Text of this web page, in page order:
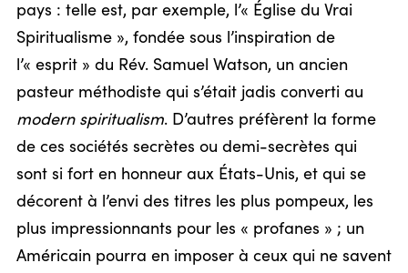
pays : telle est, par exemple, l’« Église du Vrai
Spiritualisme », fondée sous l’inspiration de
l’« esprit » du Rév. Samuel Watson, un ancien
pasteur méthodiste qui s’était jadis converti au
modern spiritualism. D’autres préfèrent la forme
de ces sociétés secrètes ou demi-secrètes qui
sont si fort en honneur aux États-Unis, et qui se
décorent à l’envi des titres les plus pompeux, les
plus impressionnants pour les « profanes » ; un
Américain pourra en imposer à ceux qui ne savent